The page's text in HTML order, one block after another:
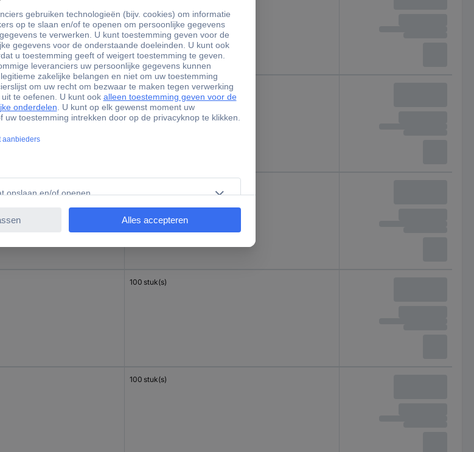
100 stuk(s)
100 stuk(s)
100 stuk(s)